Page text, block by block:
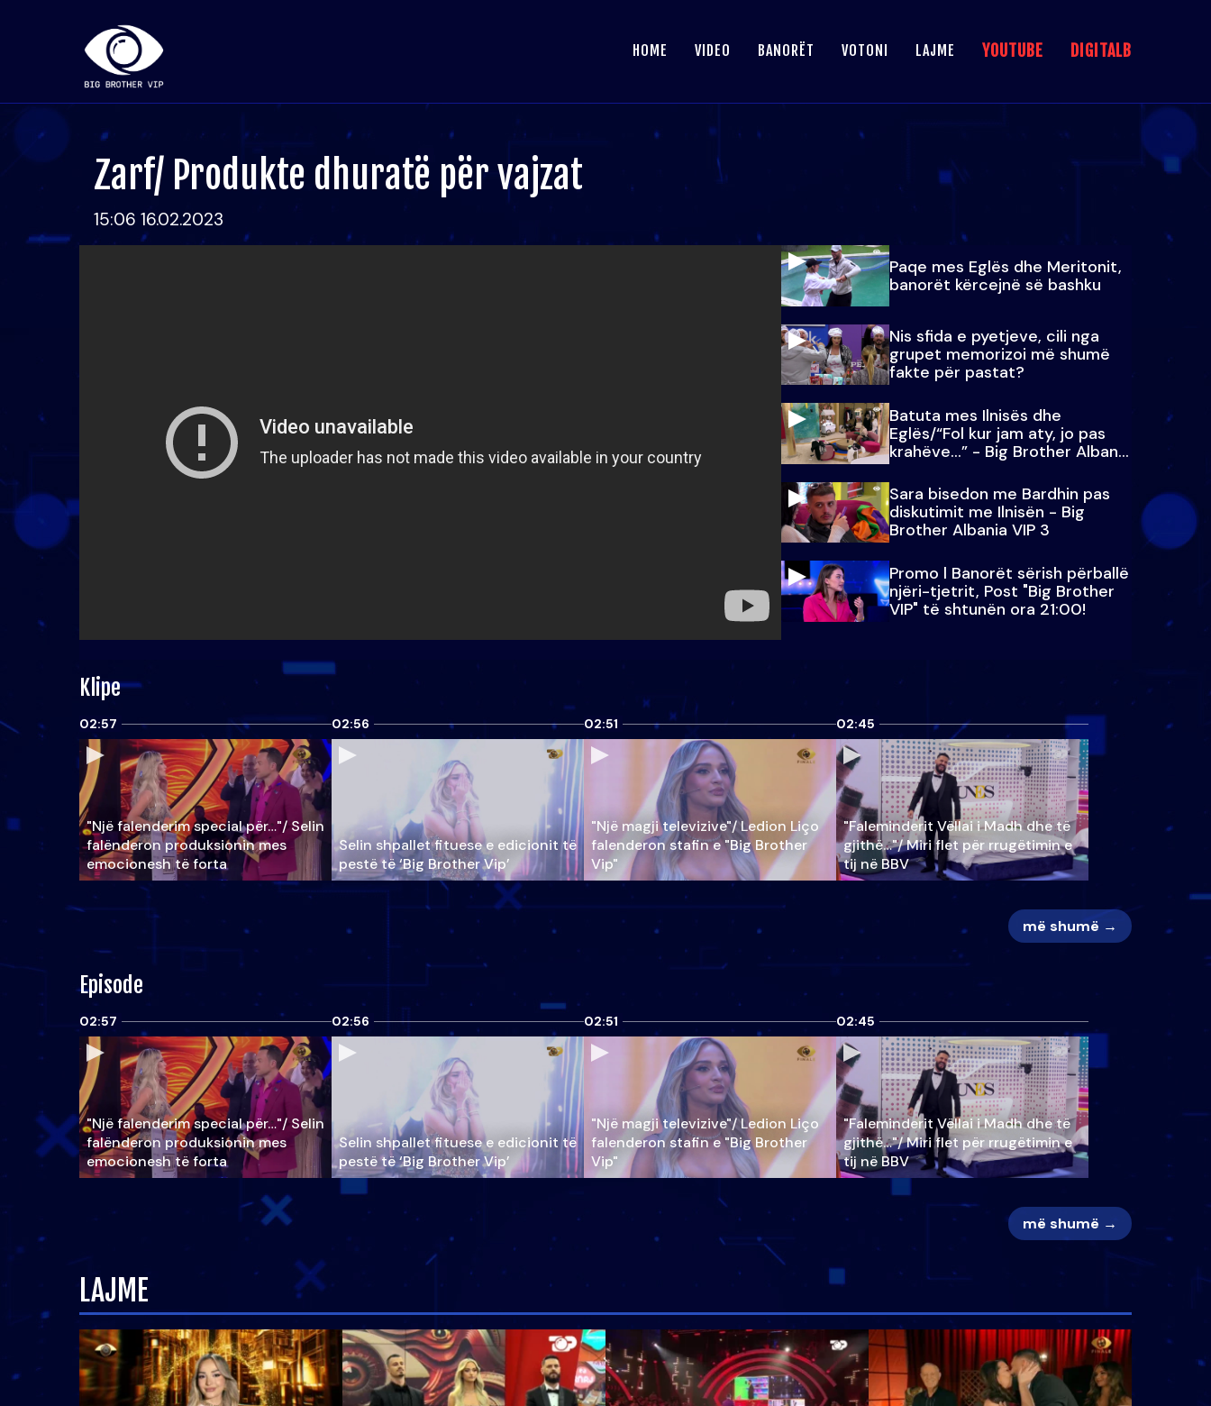
HOME VIDEO BANORËT VOTONI LAJME YOUTUBE DIGITALB
Zarf/ Produkte dhuratë për vajzat
15:06 16.02.2023
Paqe mes Eglës dhe Meritonit,
banorët kërcejnë së bashku
Nis sfida e pyetjeve, cili nga
grupet memorizoi më shumë
fakte për pastat?
Batuta mes Ilnisës dhe
Eglës/“Fol kur jam aty, jo pas
krahëve…” - Big Brother Albania
VIP 3
Sara bisedon me Bardhin pas
diskutimit me Ilnisën - Big
Brother Albania VIP 3
Promo l Banorët sërish përballë
njëri-tjetrit, Post "Big Brother
VIP" të shtunën ora 21:00!
Klipe
02:57
"Një falenderim special për…"/ Selin
falënderon produksionin mes
emocionesh të forta
02:56
Selin shpallet fituese e edicionit të
pestë të ‘Big Brother Vip’
02:51
"Një magji televizive"/ Ledion Liço
falenderon stafin e "Big Brother
Vip"
02:45
"Faleminderit Vëllai i Madh dhe të
gjithë…"/ Miri flet për rrugëtimin e
tij në BBV
më shumë →
Episode
02:57
"Një falenderim special për…"/ Selin
falënderon produksionin mes
emocionesh të forta
02:56
Selin shpallet fituese e edicionit të
pestë të ‘Big Brother Vip’
02:51
"Një magji televizive"/ Ledion Liço
falenderon stafin e "Big Brother
Vip"
02:45
"Faleminderit Vëllai i Madh dhe të
gjithë…"/ Miri flet për rrugëtimin e
tij në BBV
më shumë →
LAJME